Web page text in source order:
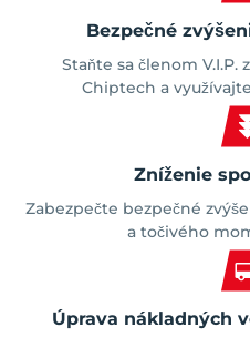
Bezpečné
Staňte sa členom
Chiptech a
Zníženie
Zabezpečte bezpečné
a točivého
Úprava nákladných